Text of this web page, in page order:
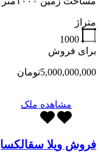
متراژ
1000
برای فروش
5,000,000,000تومان
مشاهده ملک
فروش ویلا